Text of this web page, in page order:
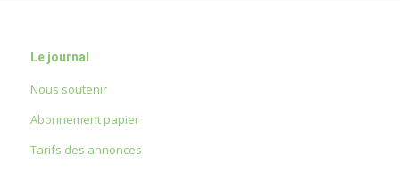
Le journal
Nous soutenir
Abonnement papier
Tarifs des annonces